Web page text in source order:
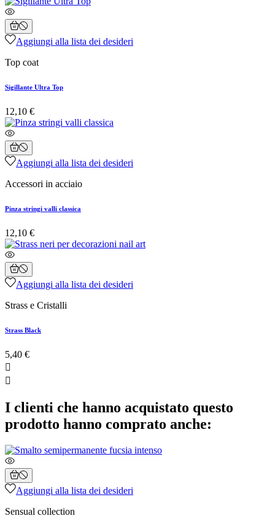
Aggiungi alla lista dei desideri
Top coat
Sigillante Ultra Top
12,10 €
Aggiungi alla lista dei desideri
Accessori in acciaio
Pinza stringi valli classica
12,10 €
Aggiungi alla lista dei desideri
Strass e Cristalli
Strass Black
5,40 €


I clienti che hanno acquistato questo
prodotto hanno comprato anche:
Aggiungi alla lista dei desideri
Sensual collection